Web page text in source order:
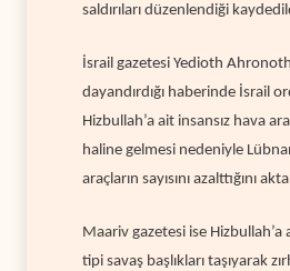
saldırıları düzenlendiği
İsrail gazetesi Yedioth
dayandırdığı haberinde İsrail
Hizbullah’a ait insansız hava
haline gelmesi nedeniyle
araçların sayısını azalttığını
Maariv gazetesi ise Hizbullah’a
tipi savaş başlıkları taşıyarak